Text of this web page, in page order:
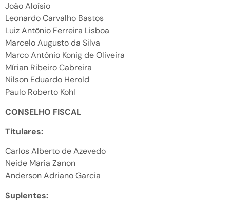
João Aloísio
Leonardo Carvalho Bastos
Luiz Antônio Ferreira Lisboa
Marcelo Augusto da Silva
Marco Antônio Konig de Oliveira
Mírian Ribeiro Cabreira
Nilson Eduardo Herold
Paulo Roberto Kohl
CONSELHO FISCAL
Titulares:
Carlos Alberto de Azevedo
Neide Maria Zanon
Anderson Adriano Garcia
Suplentes: